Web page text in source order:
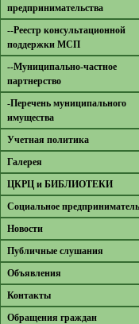
предпринимательства
--Реестр консультационной
поддержки МСП
--Муниципально-частное
партнерство
-Перечень муниципального
имущества
Учетная политика
Галерея
ЦКРЦ и БИБЛИОТЕКИ
Социальное
Новости
Публичные слушания
Объявления
Контакты
Обращения граждан